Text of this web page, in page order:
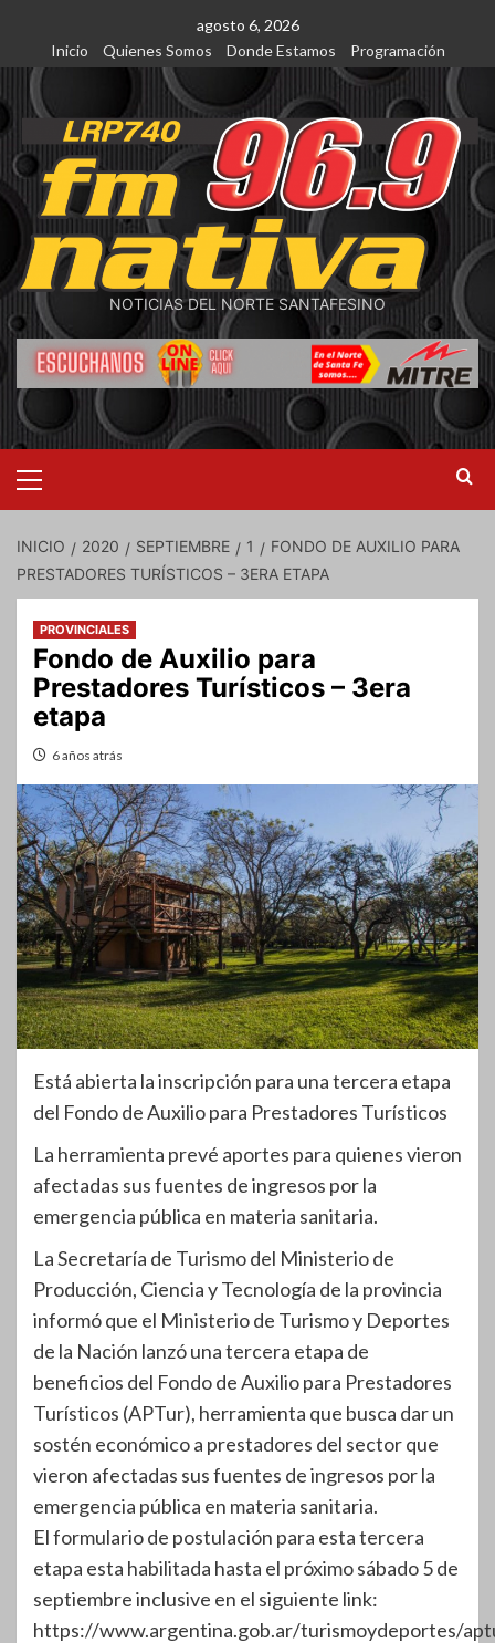
contenido
agosto 6, 2026
Inicio
Quienes Somos Donde Estamos Programación
NOTICIAS DEL NORTE SANTAFESINO
primario
INICIO 2020 SEPTIEMBRE 1
FONDO DE AUXILIO PARA
PRESTADORES TURÍSTICOS – 3ERA ETAPA
PROVINCIALES
Fondo de Auxilio para
Prestadores Turísticos – 3era
etapa
6 años atrás
Está abierta la inscripción para una tercera etapa
del Fondo de Auxilio para Prestadores Turísticos
La herramienta prevé aportes para quienes vieron
afectadas sus fuentes de ingresos por la
emergencia pública en materia sanitaria.
La Secretaría de Turismo del Ministerio de
Producción, Ciencia y Tecnología de la provincia
informó que el Ministerio de Turismo y Deportes
de la Nación lanzó una tercera etapa de
beneficios del Fondo de Auxilio para Prestadores
Turísticos (APTur), herramienta que busca dar un
sostén económico a prestadores del sector que
vieron afectadas sus fuentes de ingresos por la
emergencia pública en materia sanitaria.
El formulario de postulación para esta tercera
etapa esta habilitada hasta el próximo sábado 5 de
septiembre inclusive en el siguiente link:
https://www.argentina.gob.ar/turismoydeportes/